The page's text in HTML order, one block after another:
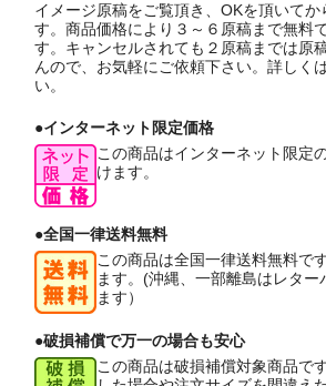
イメージ原稿をご覧頂き、OKを頂いてか
す。商品価格により３～６原稿まで無料
す。キャンセルされても２原稿までは原
んので、お気軽にご依頼下さい。詳しく
い。
●インターネット限定価格
この商品はインターネット限定
けます。
●全国一律送料無料
この商品は全国一律送料無料で
ます。(沖縄、一部離島はレター
ます）
●破損補償で万一の場合も安心
この商品は破損補償対象商品で